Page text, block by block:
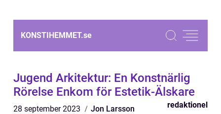
KONSTIHEMMET.se
Jugend Arkitektur: En Konstnärlig
Rörelse Enkom för Estetik-Älskare
28 september 2023 Jon Larsson redaktionel